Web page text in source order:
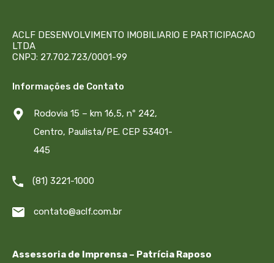
ACLF DESENVOLVIMENTO IMOBILIARIO E PARTICIPACAO
LTDA
CNPJ: 27.702.723/0001-99
Informações de Contato
Rodovia 15 – km 16,5, nº 242,
Centro, Paulista/PE. CEP 53401-
445
(81) 3221-1000
contato@aclf.com.br
Assessoria de Imprensa – Patrícia Raposo